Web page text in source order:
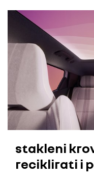
stakleni
reciklirati i